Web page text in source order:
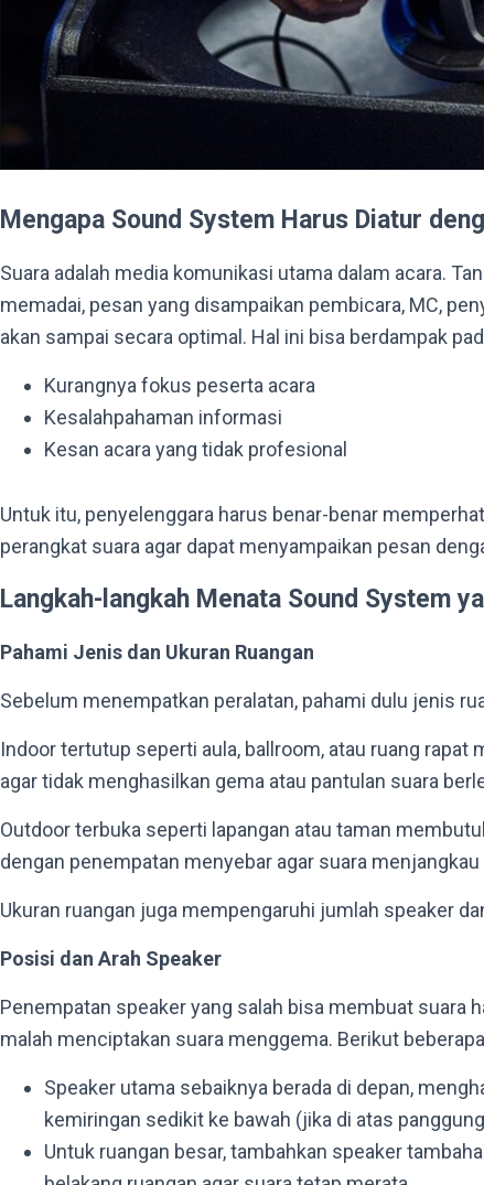
Mengapa Sound System Harus Diatur
Suara adalah media komunikasi utama dalam acara.
memadai, pesan yang disampaikan pembicara, MC,
akan sampai secara optimal. Hal ini bisa berdampak
Kurangnya fokus peserta acara
Kesalahpahaman informasi
Kesan acara yang tidak profesional
Untuk itu, penyelenggara harus benar-benar
perangkat suara agar dapat menyampaikan pesan
Langkah-langkah Menata Sound System
Pahami Jenis dan Ukuran Ruangan
Sebelum menempatkan peralatan, pahami dulu jenis
Indoor tertutup seperti aula, ballroom, atau ruang rapat
agar tidak menghasilkan gema atau pantulan suara
Outdoor terbuka seperti lapangan atau taman
dengan penempatan menyebar agar suara menjangkau
Ukuran ruangan juga mempengaruhi jumlah speaker
Posisi dan Arah Speaker
Penempatan speaker yang salah bisa membuat suara
malah menciptakan suara menggema. Berikut
Speaker utama sebaiknya berada di depan,
kemiringan sedikit ke bawah (jika di atas
Untuk ruangan besar, tambahkan speaker